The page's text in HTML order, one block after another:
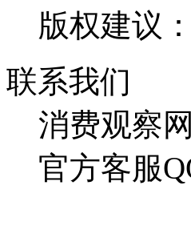
版权建议
联系我们
消费观察
官方客服